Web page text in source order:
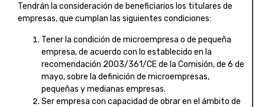
Tendrán la consideración de beneficiarios los titulares de
empresas, que cumplan las siguientes condiciones:
Tener la condición de microempresa o de pequeña
empresa, de acuerdo con lo establecido en la
recomendación 2003/361/CE de la Comisión, de 6 de
mayo, sobre la definición de microempresas,
pequeñas y medianas empresas.
Ser empresa con capacidad de obrar en el ámbito de